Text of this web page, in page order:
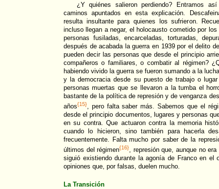
¿Y quiénes salieron perdiendo? Entramos
caminos apuntados en esta explicación.
resulta insultante para quienes los sufrieron.
incluso llegan a negar, el holocausto cometido por
personas fusiladas, encarceladas, torturadas,
después de acabada la guerra en 1939 por el delito
pueden decir las personas que desde el principio
compañeros o familiares, o combatir al régimen?
habiendo vivido la guerra se fueron sumando a la
y la democracia desde su puesto de trabajo o
personas muertas que se llevaron a la tumba el
bastante de la política de represión y de venganza
años{15}, pero falta saber más. Sabemos que el
desde el principio documentos, lugares y personas
en su contra. Que actuaron contra la memoria
cuando lo hicieron, sino también para hacerla
frecuentemente. Falta mucho por saber de la
últimos del régimen{16}, represión que, aunque no
siguió existiendo durante la agonía de Franco en el
opiniones que, por falsas, duelen mucho.
La Transición